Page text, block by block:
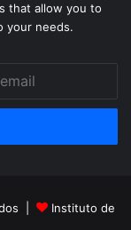
that allow you to
your needs.
|
Instituto de